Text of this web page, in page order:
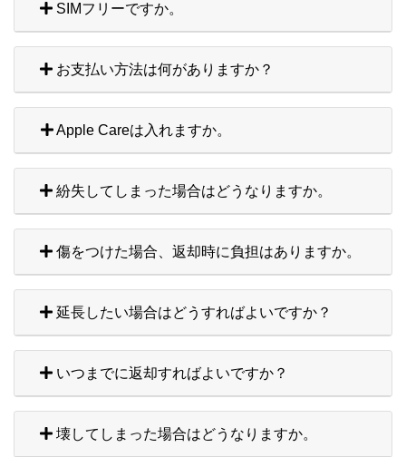
SIMフリーですか。
お支払い方法は何がありますか？
Apple Careは入れますか。
紛失してしまった場合はどうなりますか。
傷をつけた場合、返却時に負担はありますか。
延長したい場合はどうすればよいですか？
いつまでに返却すればよいですか？
壊してしまった場合はどうなりますか。